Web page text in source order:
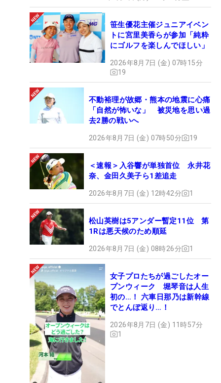
笹生優花主催ジュニアイベン
トに宮里美香らが参加「純粋
にゴルフを楽しんでほしい」
2026年8月7日 (金) 07時15分
19
不動裕理が故郷・熊本の地震に心痛
「自然が怖いな」 被災地を思い過
去2勝の戦いへ
2026年8月7日 (金) 07時50分 19
＜速報＞入谷響が単独首位 永井花
奈、金田久美子ら1差追走
2026年8月7日 (金) 12時42分 1
松山英樹は5アンダー暫定11位 第
1Rは悪天候のため順延
2026年8月7日 (金) 08時26分 1
女子プロたちが過ごしたオー
プンウィーク 堀琴音は人生
初の…！ 六車日那乃は新幹線
でとんぼ返り…！
2026年8月7日 (金) 11時57分
1